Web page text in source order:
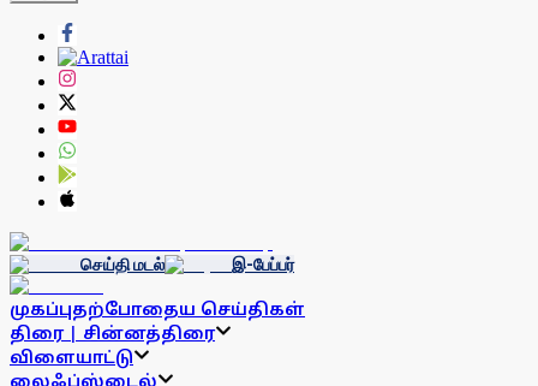
செய்தி மடல் இ-பேப்பர்
முகப்புதற்போதைய செய்திகள்
திரை | சின்னத்திரை
விளையாட்டு
லைஃப்ஸ்டைல்